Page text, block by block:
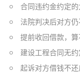
合同违约金约定
法院判决后对方
提前收回借款，
建设工程合同无
起诉对方借钱不